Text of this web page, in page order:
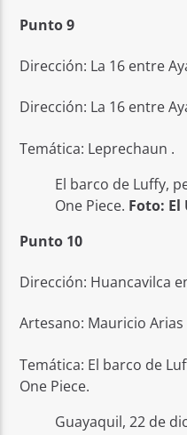
Punto 9
Dirección: La 16 entre
Dirección: La 16 entre
Temática: Leprechaun .
El barco de Luffy,
One Piece. Foto: El
Punto 10
Dirección: Huancavilca
Artesano: Mauricio Arias
Temática: El barco de
One Piece.
Guayaquil, 22 de